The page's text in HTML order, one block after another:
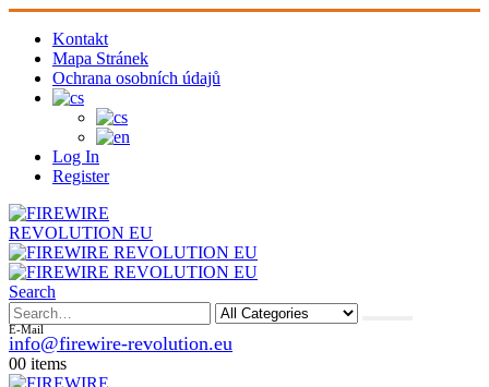
Kontakt
Mapa Stránek
Ochrana osobních údajů
Log In
Register
Search
E-Mail
info@firewire-revolution.eu
00 items